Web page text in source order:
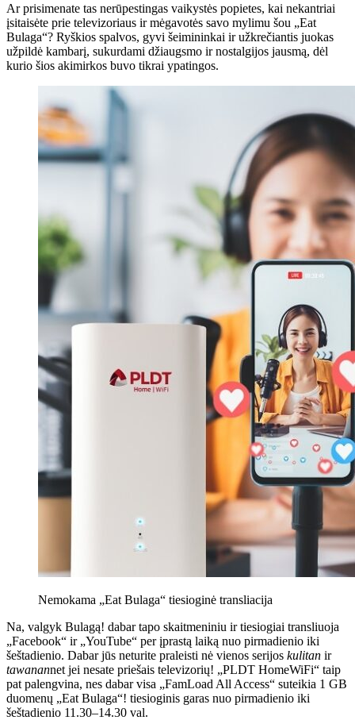
Ar prisimenate tas nerūpestingas vaikystės popietes, kai nekantriai
įsitaisėte prie televizoriaus ir mėgavotės savo mylimu šou „Eat
Bulaga“? Ryškios spalvos, gyvi šeimininkai ir užkrečiantis juokas
užpildė kambarį, sukurdami džiaugsmo ir nostalgijos jausmą, dėl
kurio šios akimirkos buvo tikrai ypatingos.
Nemokama „Eat Bulaga“ tiesioginė transliacija
Na, valgyk Bulagą! dabar tapo skaitmeniniu ir tiesiogiai transliuoja
„Facebook“ ir „YouTube“ per įprastą laiką nuo pirmadienio iki
šeštadienio. Dabar jūs neturite praleisti nė vienos serijos kulitan ir
tawanannet jei nesate priešais televizorių! „PLDT HomeWiFi“ taip
pat palengvina, nes dabar visa „FamLoad All Access“ suteikia 1 GB
duomenų „Eat Bulaga“! tiesioginis garas nuo pirmadienio iki
šeštadienio 11.30–14.30 val.